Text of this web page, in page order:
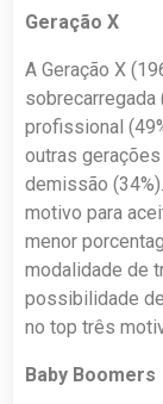
Geração X
A Geração X
sobrecarregada
profissional
outras
demissão
motivo para
menor
modalidade de
possibilidade
no top três
Baby Boomers